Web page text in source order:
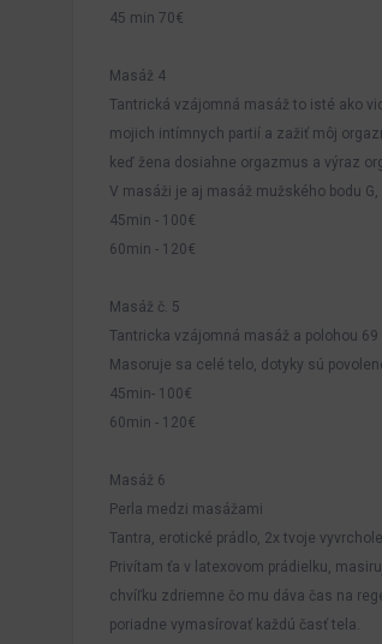
45 min 70€
Masáž 4
Tantrická vzájomná masáž to isté ako
mojich intímnych partií a zažiť môj
keď žena dosiahne orgazmus a výraz
V masáži je aj masáž mužského bodu
45min - 100€
60min - 120€
Masáž č. 5
Tantricka vzájomná masáž a polohou 69
Masoruje sa celé telo, dotyky sú
45min- 100€
60min - 120€
Masáž 6
Perla medzi masážami
Tantra, erotické prádlo, 2x tvoje
Privítam ťa v latexovom prádielku,
chvíľku zdriemne čo mu dáva čas na
poriadne vymasírovať každú časť tela.